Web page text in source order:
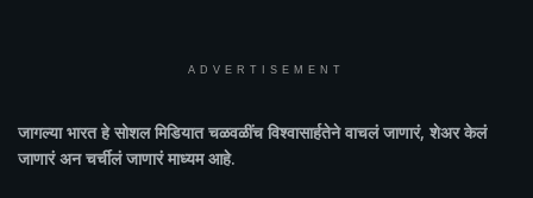
ADVERTISEMENT
जागल्या भारतहे सोशल मिडियात चळवळींच विश्वासार्हतेने वाचलं जाणारं, शेअर केलं
जाणारं अन चर्चीलं जाणारं माध्यम आहे.